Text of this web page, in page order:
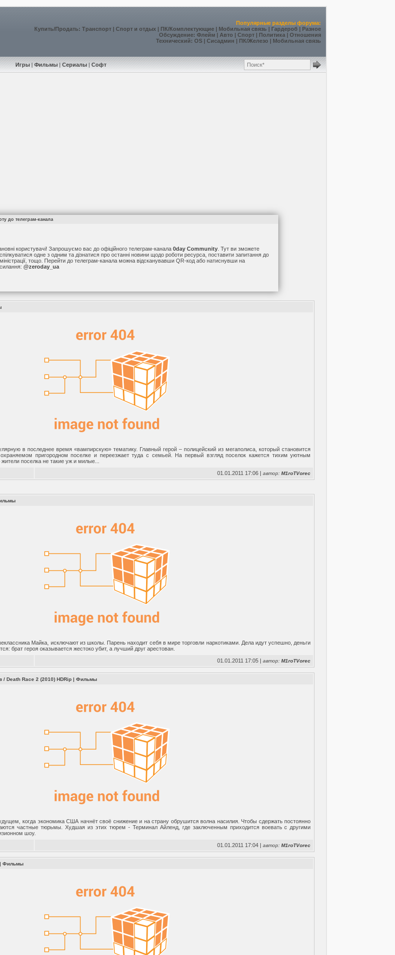
Популярные разделы форума:
Купить/Продать:Транспорт |Спорт и отдых |ПК/Комплектующие |Мобильная связь | Гардероб |Разное
Обсуждение:Флейм | Авто |Спорт | Политика |Отношения
Технический:OS |Сисадмин | ПК/Железо | Мобильная связь
Игры |Фильмы |Сериалы |Софт
до телеграм-канала
користувачі! Запрошуємо вас до офіційного телеграм-канала 0day Community. Тут ви зможете
одне з одним та дізнатися про останні новини щодо роботи ресурса, поставити запитання до
тощо. Перейти до телеграм-канала можна відсканувавши QR-код або натиснувши на
@zeroday_ua
в последнее время «вампирскую» тематику. Главный герой – полицейский из мегаполиса, который становится
пригородном поселке и переезжает туда с семьей. На первый взгляд поселок кажется тихим уютным
поселка не такие уж и милые...
01.01.2011 17:06 |автор:M1roTVorec
Майка, исключают из школы. Парень находит себя в мире торговли наркотиками. Дела идут успешно, деньги
брат героя оказывается жестоко убит, а лучший друг арестован.
01.01.2011 17:05 |автор:M1roTVorec
Death Race 2 (2010) HDRip |Фильмы
когда экономика США начнёт своё снижение и на страну обрушится волна насилия. Чтобы сдержать постоянно
частные тюрьмы. Худшая из этих тюрем - Терминал Айленд, где заключенным приходится воевать с другими
шоу.
01.01.2011 17:04 |автор:M1roTVorec
|Фильмы